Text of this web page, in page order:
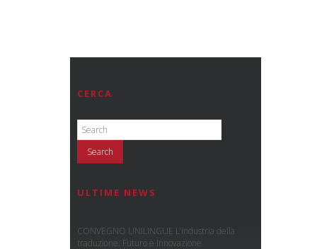
CERCA
ULTIME NEWS
CONVEGNO UNILINGUE L’industria della
traduzione: Futuro e Innovazione